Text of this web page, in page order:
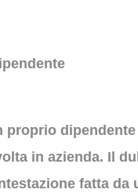
in azienda. Il
fatta da